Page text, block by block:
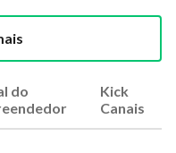
do
Kick
Canais